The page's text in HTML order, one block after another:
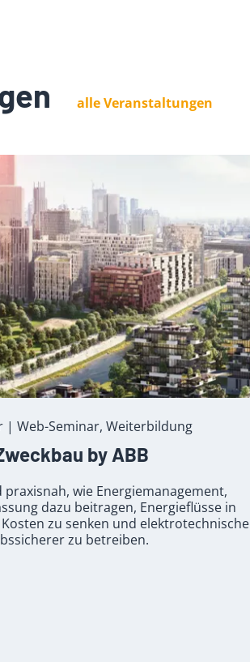
alle Veranstaltungen
| Web-Seminar, Weiterbildung
by ABB
wie Energiemanagement,
dazu beitragen, Energieflüsse in
zu senken und elektrotechnische
zu betreiben.